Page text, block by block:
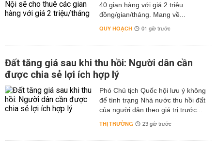
40 gian hàng với giá 2 triệu
đồng/gian/tháng. Mang về...
QUY HOẠCH 01 giờ trước
Đất tăng giá sau khi thu hồi: Người dân cần
được chia sẻ lợi ích hợp lý
Phó Chủ tịch Quốc hội lưu ý không
để tình trạng Nhà nước thu hồi đất
của người dân theo giá trị trước...
THỊ TRƯỜNG 23 giờ trước